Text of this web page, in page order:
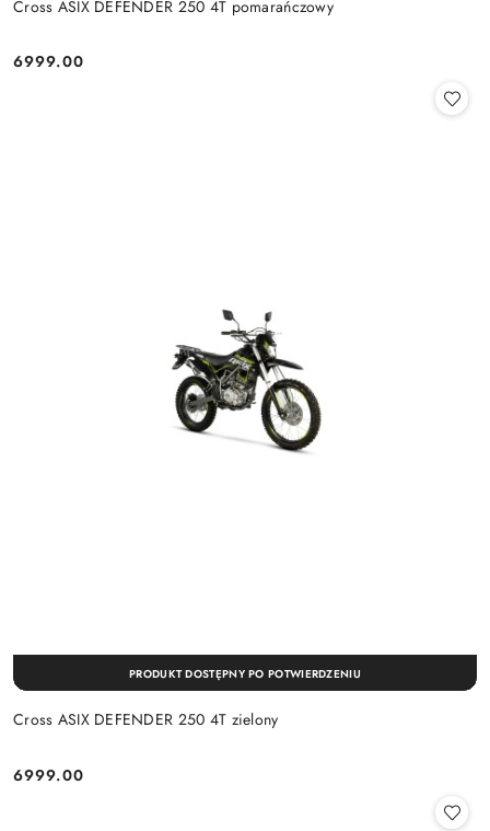
Cross ASIX DEFENDER 250 4T pomarańczowy
Cena:
6999.00
Cross ASIX DEFENDER 250 4T zielony
Cena:
6999.00
PRODUKT DOSTĘPNY PO POTWIERDZENIU